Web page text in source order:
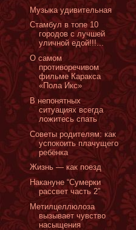
Музыка удивительная
Стамбул в топе 10
городов с лучшей
уличной едой!!!...
О самом
противоречивом
фильме Каракса
«Пола Икс»
В непонятных
ситуациях всегда
ложитесь спать
Советы родителям: как
успокоить плачущего
ребёнка
Жизнь — как поезд
Накануне “Сумерки
рассвет часть 2”
Метилцеллюлоза
вызывает чувство
насыщения